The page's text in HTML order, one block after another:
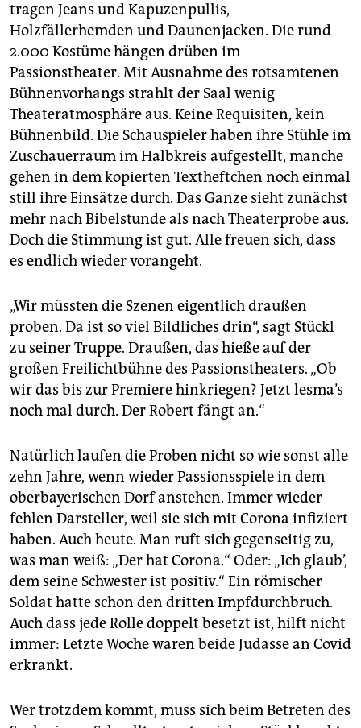
tragen Jeans und Kapuzenpullis,
Holzfällerhemden und Daunenjacken. Die rund
2.000 Kostüme hängen drüben im
Passionstheater. Mit Ausnahme des rotsamtenen
Bühnenvorhangs strahlt der Saal wenig
Theateratmosphäre aus. Keine Requisiten, kein
Bühnenbild. Die Schau­spie­le­r haben ihre Stühle im
Zuschauerraum im Halbkreis aufgestellt, manche
gehen in dem kopierten Textheftchen noch einmal
still ihre Einsätze durch. Das Ganze sieht zunächst
mehr nach Bibelstunde als nach Theaterprobe aus.
Doch die Stimmung ist gut. Alle freuen sich, dass
es endlich wieder vorangeht.
„Wir müssten die Szenen eigentlich draußen
proben. Da ist so viel Bildliches drin“, sagt Stückl
zu seiner Truppe. Draußen, das hieße auf der
großen Freilichtbühne des Passionstheaters. „Ob
wir das bis zur Premiere hinkriegen? Jetzt lesma’s
noch mal durch. Der Robert fängt an.“
Natürlich laufen die Proben nicht so wie sonst alle
zehn Jahre, wenn wieder Passionsspiele in dem
oberbayerischen Dorf anstehen. Immer wieder
fehlen Darsteller, weil sie sich mit Corona infiziert
haben. Auch heute. Man ruft sich gegenseitig zu,
was man weiß: „Der hat Corona.“ Oder: „Ich glaub’,
dem seine Schwester ist positiv.“ Ein römischer
Soldat hatte schon den dritten Impfdurchbruch.
Auch dass jede Rolle doppelt besetzt ist, hilft nicht
immer: Letzte Woche waren beide Judasse an Covid
erkrankt.
Wer trotzdem kommt, muss sich beim Betreten des